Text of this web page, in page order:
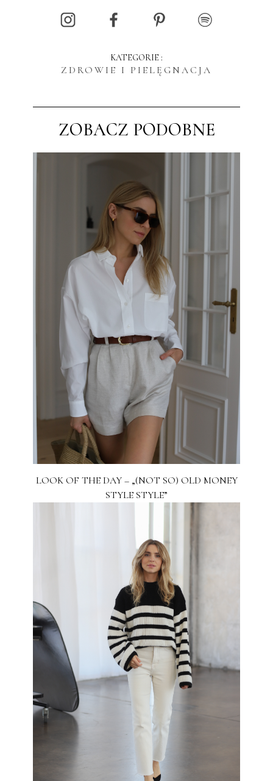
KATEGORIE :
ZDROWIE I PIELĘGNACJA
ZOBACZ PODOBNE
LOOK OF THE DAY – „(NOT SO) OLD MONEY
STYLE STYLE”